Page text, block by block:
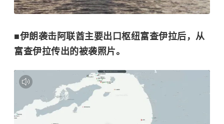
■伊朗袭击阿联酋主要出口枢纽富查伊拉后，从
富查伊拉传出的被袭照片。